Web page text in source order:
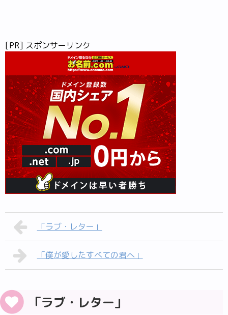
[PR] スポンサーリンク
「ラブ・レター」
「僕が愛したすべての君へ」
「ラブ・レター」